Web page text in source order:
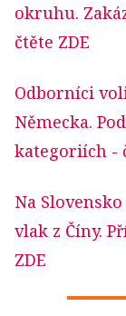
okruhu.
čtěte ZDE
Odborníci
Německa.
kategoriích -
Na
vlak z Číny.
ZDE